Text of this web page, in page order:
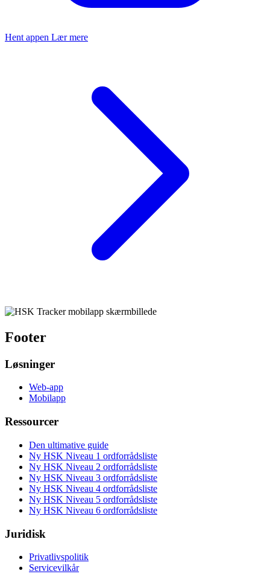
Hent appen Lær mere
Footer
Løsninger
Web-app
Mobilapp
Ressourcer
Den ultimative guide
Ny HSK Niveau 1 ordforrådsliste
Ny HSK Niveau 2 ordforrådsliste
Ny HSK Niveau 3 ordforrådsliste
Ny HSK Niveau 4 ordforrådsliste
Ny HSK Niveau 5 ordforrådsliste
Ny HSK Niveau 6 ordforrådsliste
Juridisk
Privatlivspolitik
Servicevilkår